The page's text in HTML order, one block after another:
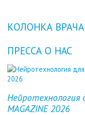
КОЛОНКА ВРАЧА
ПРЕССА О НАС
Нейротехнология
MAGAZINE 2026
Previous